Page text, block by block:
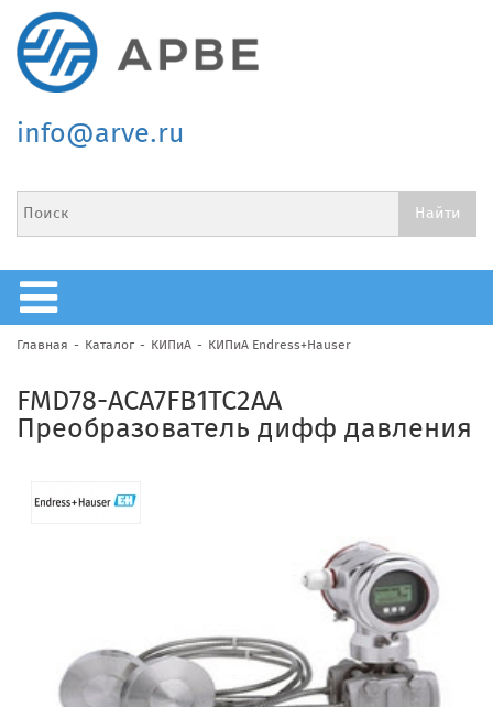
info@arve.ru
Главная Каталог КИПиА КИПиА Endress+Hauser
FMD78-ACA7FB1TC2AA
Преобразователь дифф давления